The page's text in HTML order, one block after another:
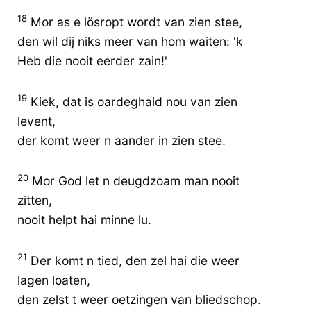
18 Mor as e lösropt wordt van zien stee,
den wil dij niks meer van hom waiten: 'k
Heb die nooit eerder zain!'
19 Kiek, dat is oardeghaid nou van zien
levent,
der komt weer n aander in zien stee.
20 Mor God let n deugdzoam man nooit
zitten,
nooit helpt hai minne lu.
21 Der komt n tied, den zel hai die weer
lagen loaten,
den zelst t weer oetzingen van bliedschop.